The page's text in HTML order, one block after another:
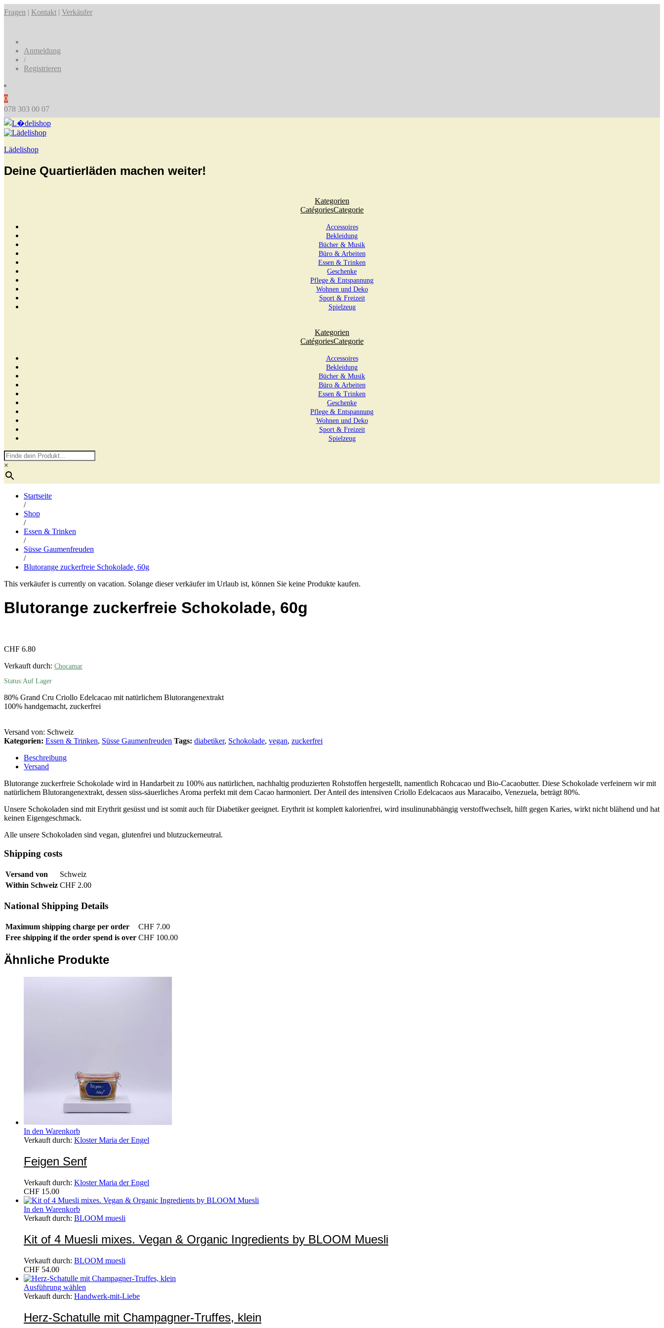
Fragen | Kontakt | Verkäufer
Anmeldung
/
Registrieren
0
078 303 00 07
Lädelishop
Deine Quartierläden machen weiter!
Kategorien
CatégoriesCategorie
Accessoires
Bekleidung
Bücher & Musik
Büro & Arbeiten
Essen & Trinken
Geschenke
Pflege & Entspannung
Wohnen und Deko
Sport & Freizeit
Spielzeug
Kategorien
CatégoriesCategorie
Accessoires
Bekleidung
Bücher & Musik
Büro & Arbeiten
Essen & Trinken
Geschenke
Pflege & Entspannung
Wohnen und Deko
Sport & Freizeit
Spielzeug
×
Startseite
/
Shop
/
Essen & Trinken
/
Süsse Gaumenfreuden
/
Blutorange zuckerfreie Schokolade, 60g
This verkäufer is currently on vacation. Solange dieser verkäufer im Urlaub ist, können Sie keine Produkte kaufen.
Blutorange zuckerfreie Schokolade, 60g
CHF 6.80
Verkauft durch: Chocamar
Status:Auf Lager
80% Grand Cru Criollo Edelcacao mit natürlichem Blutorangenextrakt
100% handgemacht, zuckerfrei
Versand von: Schweiz
Kategorien: Essen & Trinken, Süsse Gaumenfreuden Tags: diabetiker, Schokolade, vegan, zuckerfrei
Beschreibung
Versand
Blutorange zuckerfreie Schokolade wird in Handarbeit zu 100% aus natürlichen, nachhaltig produzierten Rohstoffen hergestellt, namentlich Rohcacao und Bio-Cacaobutter. Diese Schokolade verfeinern wir mit
natürlichem Blutorangenextrakt, dessen süss-säuerliches Aroma perfekt mit dem Cacao harmoniert. Der Anteil des intensiven Criollo Edelcacaos aus Maracaibo, Venezuela, beträgt 80%.
Unsere Schokoladen sind mit Erythrit gesüsst und ist somit auch für Diabetiker geeignet. Erythrit ist komplett kalorienfrei, wird insulinunabhängig verstoffwechselt, hilft gegen Karies, wirkt nicht blähend und hat
keinen Eigengeschmack.
Alle unsere Schokoladen sind vegan, glutenfrei und blutzuckerneutral.
Shipping costs
Versand von
Schweiz
Within Schweiz CHF 2.00
National Shipping Details
Maximum shipping charge per order CHF 7.00
Free shipping if the order spend is over CHF 100.00
Ähnliche Produkte
In den Warenkorb
Verkauft durch: Kloster Maria der Engel
Feigen Senf
Verkauft durch: Kloster Maria der Engel
CHF 15.00
In den Warenkorb
Verkauft durch: BLOOM muesli
Kit of 4 Muesli mixes. Vegan & Organic Ingredients by BLOOM Muesli
Verkauft durch: BLOOM muesli
CHF 54.00
Ausführung wählen
Verkauft durch: Handwerk-mit-Liebe
Herz-Schatulle mit Champagner-Truffes, klein